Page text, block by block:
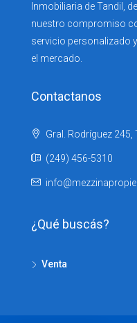
Inmobiliaria de Tandil,
nuestro compromiso
servicio personalizado
el mercado.
Contactanos
Gral. Rodríguez 245,
(249) 456-5310
¿Qué buscás?
Venta